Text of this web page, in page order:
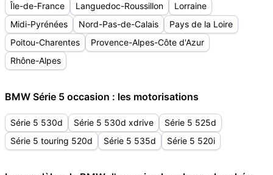
Île-de-France
Languedoc-Roussillon
Lorraine
Midi-Pyrénées
Nord-Pas-de-Calais
Pays de la Loire
Poitou-Charentes
Provence-Alpes-Côte d'Azur
Rhône-Alpes
BMW Série 5 occasion : les motorisations
Série 5 530d Série 5 530d xdrive
Série 5 525d
Série 5 touring 520d
Série 5 535d Série 5 520i